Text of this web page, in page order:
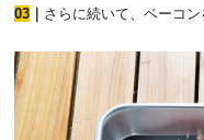
03 さらに続いて、ベーコン